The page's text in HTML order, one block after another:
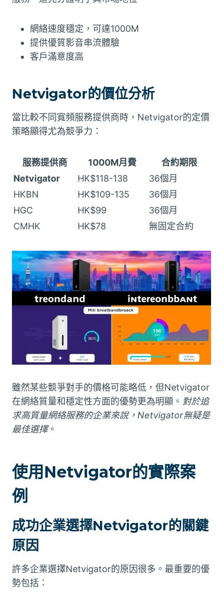
網絡速度穩定，可達1000M
提供優質影音串流體驗
客戶滿意度高
Netvigator的價位分析
當比較不同寬頻服務提供商時，Netvigator的定價
策略顯得尤為競爭力：
服務提供商 1000M月費
合約期限
Netvigator
HK$118-138
36個月
HKBN
HK$109-135
36個月
HGC
HK$99
36個月
CMHK
HK$78 無固定合約
雖然某些競爭對手的價格可能略低，但Netvigator
在網絡質量和穩定性方面的優勢更為明顯。 對於追
求高質量網絡服務的企業來說，Netvigator無疑是
最佳選擇。
使用Netvigator的實際案
例
成功企業選擇Netvigator的關鍵
原因
許多企業選擇Netvigator的原因很多。最重要的優
勢包括：